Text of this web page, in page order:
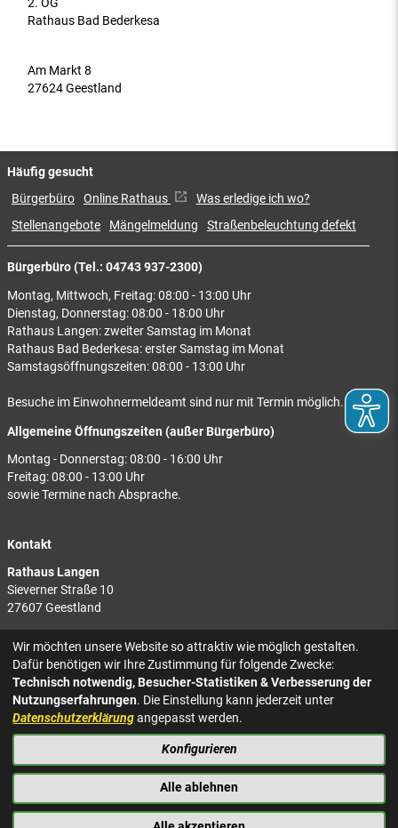
Rathaus Bad Bederkesa
Am Markt 8
27624 Geestland
Bürgerbüro (Tel.: 04743 937-2300)
Montag, Mittwoch, Freitag: 08:00 - 13:00 Uhr
Dienstag, Donnerstag: 08:00 - 18:00 Uhr
Rathaus Langen: zweiter Samstag im Monat
Rathaus Bad Bederkesa: erster Samstag im Monat
Samstagsöffnungszeiten: 08:00 - 13:00 Uhr
Besuche im Einwohnermeldeamt sind nur mit Termin möglich.
Allgemeine Öffnungszeiten (außer Bürgerbüro)
Montag - Donnerstag: 08:00 - 16:00 Uhr
Freitag: 08:00 - 13:00 Uhr
sowie Termine nach Absprache.
Kontakt
Rathaus Langen
Sieverner Straße 10
27607 Geestland
Rathaus Bad Bederkesa
Am Markt 8
27624 Geestland
Tel.: 04743 937-2300
Häufig gesucht
Bürgerbüro Online Rathaus
Was erledige ich wo?
Stellenangebote
Mängelmeldung Straßenbeleuchtung defekt
KONTAKT
IMPRESSUM
DATENSCHUTZ
BARRIEREFREIHEIT
NACH OBEN
Wir möchten unsere Website so attraktiv wie möglich gestalten.
Dafür benötigen wir Ihre Zustimmung für folgende Zwecke:
Technisch notwendig, Besucher-Statistiken & Verbesserung der
Nutzungserfahrungen. Die Einstellung kann jederzeit unter
Datenschutzerklärungangepasst werden.
Konfigurieren
Alle ablehnen